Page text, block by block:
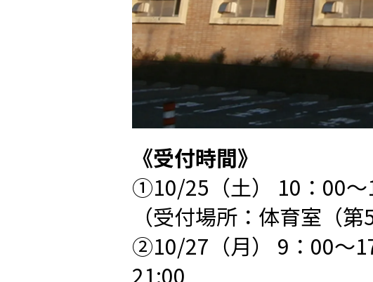
《受付時間》
①10/25（土） 10：00～
（受付場所：体育室（
②10/27（月） 9：00～
21:00